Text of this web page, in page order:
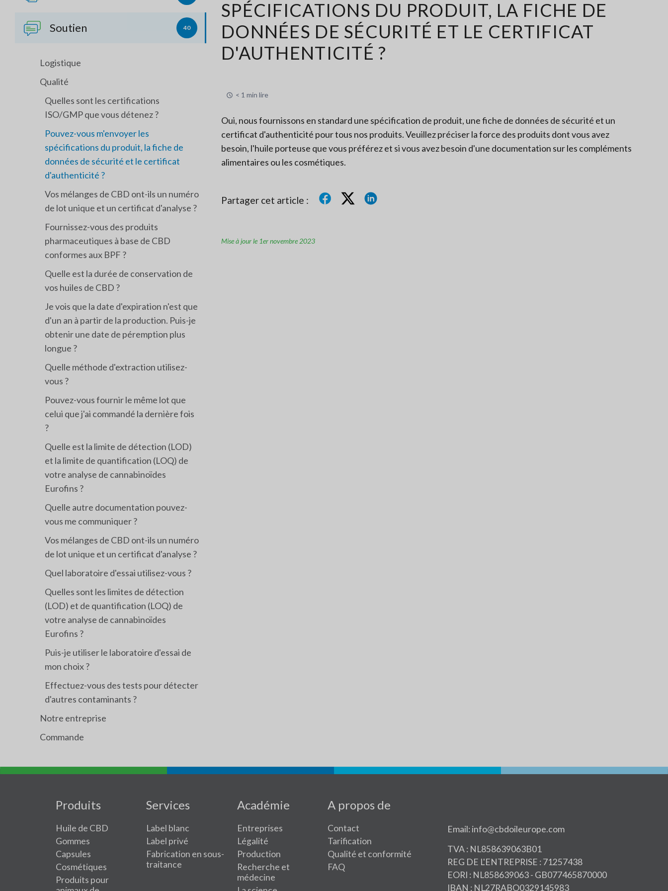
Soutien 40
Logistique
Qualité
Quelles sont les certifications
ISO/GMP que vous détenez ?
Pouvez-vous m'envoyer les
spécifications du produit, la fiche de
données de sécurité et le certificat
d'authenticité ?
Vos mélanges de CBD ont-ils un numéro
de lot unique et un certificat d'analyse ?
Fournissez-vous des produits
pharmaceutiques à base de CBD
conformes aux BPF ?
Quelle est la durée de conservation de
vos huiles de CBD ?
Je vois que la date d'expiration n'est que
d'un an à partir de la production. Puis-je
obtenir une date de péremption plus
longue ?
Quelle méthode d'extraction utilisez-
vous ?
Pouvez-vous fournir le même lot que
celui que j'ai commandé la dernière fois
?
Quelle est la limite de détection (LOD)
et la limite de quantification (LOQ) de
votre analyse de cannabinoïdes
Eurofins ?
Quelle autre documentation pouvez-
vous me communiquer ?
Vos mélanges de CBD ont-ils un numéro
de lot unique et un certificat d'analyse ?
Quel laboratoire d'essai utilisez-vous ?
Quelles sont les limites de détection
(LOD) et de quantification (LOQ) de
votre analyse de cannabinoïdes
Eurofins ?
Puis-je utiliser le laboratoire d'essai de
mon choix ?
Effectuez-vous des tests pour détecter
d'autres contaminants ?
Notre entreprise
Commande
SPÉCIFICATIONS DU PRODUIT, LA FICHE DE
DONNÉES DE SÉCURITÉ ET LE CERTIFICAT
D'AUTHENTICITÉ ?
< 1 min lire
Oui, nous fournissons en standard une spécification de produit, une fiche de données de sécurité et un
certificat d'authenticité pour tous nos produits. Veuillez préciser la force des produits dont vous avez
besoin, l'huile porteuse que vous préférez et si vous avez besoin d'une documentation sur les compléments
alimentaires ou les cosmétiques.
Partager cet article :
Mise à jour le 1er novembre 2023
Produits
Huile de CBD
Gommes
Capsules
Cosmétiques
Produits pour
Services
Label blanc
Label privé
Fabrication en sous-
traitance
Académie
Entreprises
Légalité
Production
Recherche et
médecine
A propos de
Contact
Tarification
Qualité et conformité
FAQ
Email: info@cbdoileurope.com
TVA : NL858639063B01
REG DE L'ENTREPRISE : 71257438
EORI : NL858639063 - GB077465870000
IBAN : NL27RABO0329145983